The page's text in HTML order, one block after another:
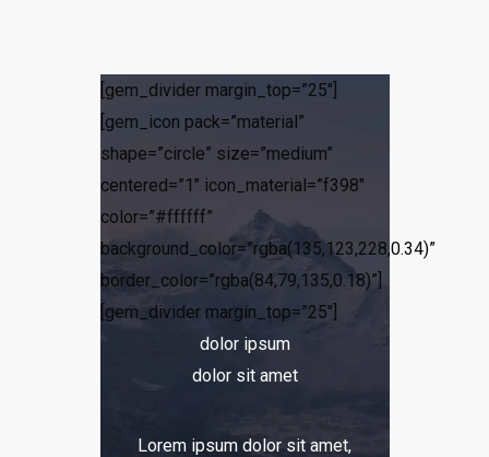
[gem_divider margin_top=”25″]
[gem_icon pack=”material”
shape=”circle” size=”medium”
centered=”1″ icon_material=”f398″
color=”#ffffff”
background_color=”rgba(135,123,228,0.34)”
border_color=”rgba(84,79,135,0.18)”]
[gem_divider margin_top=”25″]
dolor ipsum
dolor sit amet
Lorem ipsum dolor sit amet,